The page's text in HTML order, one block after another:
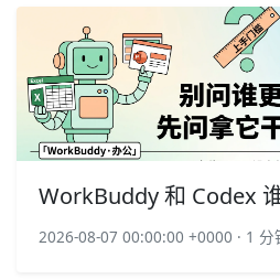
WorkBuddy 和 Codex
2026-08-07 00:00:00 +0000 · 1 分